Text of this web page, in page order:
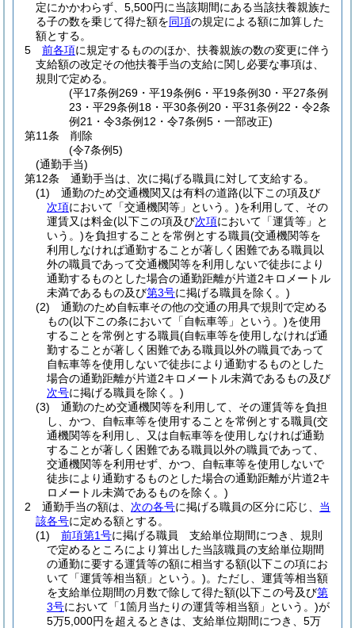
定にかかわらず、5,500円に当該期間にある当該扶養親族た
る子の数を乗じて得た額を同項の規定による額に加算した
額とする。
5
前各項に規定するもののほか、扶養親族の数の変更に伴う
支給額の改定その他扶養手当の支給に関し必要な事項は、
規則で定める。
(平17条例269・平19条例6・平19条例30・平27条例
23・平29条例18・平30条例20・平31条例22・令2条
例21・令3条例12・令7条例5・一部改正)
第11条
削除
(令7条例5)
(通勤手当)
第12条
通勤手当は、次に掲げる職員に対して支給する。
(1)
通勤のため交通機関又は有料の道路(以下この項及び
次項において「交通機関等」という。)を利用して、その
運賃又は料金(以下この項及び次項において「運賃等」と
いう。)を負担することを常例とする職員(交通機関等を
利用しなければ通勤することが著しく困難である職員以
外の職員であって交通機関等を利用しないで徒歩により
通勤するものとした場合の通勤距離が片道2キロメートル
未満であるもの及び第3号に掲げる職員を除く。)
(2)
通勤のため自転車その他の交通の用具で規則で定める
もの(以下この条において「自転車等」という。)を使用
することを常例とする職員(自転車等を使用しなければ通
勤することが著しく困難である職員以外の職員であって
自転車等を使用しないで徒歩により通勤するものとした
場合の通勤距離が片道2キロメートル未満であるもの及び
次号に掲げる職員を除く。)
(3)
通勤のため交通機関等を利用して、その運賃等を負担
し、かつ、自転車等を使用することを常例とする職員(交
通機関等を利用し、又は自転車等を使用しなければ通勤
することが著しく困難である職員以外の職員であって、
交通機関等を利用せず、かつ、自転車等を使用しないで
徒歩により通勤するものとした場合の通勤距離が片道2キ
ロメートル未満であるものを除く。)
2
通勤手当の額は、 次の各号に掲げる職員の区分に応じ、 当
該各号に定める額とする。
(1)
前項第1号に掲げる職員 支給単位期間につき、規則
で定めるところにより算出した当該職員の支給単位期間
の通勤に要する運賃等の額に相当する額(以下この項にお
いて「運賃等相当額」という。)。 ただし、運賃等相当額
を支給単位期間の月数で除して得た額(以下この号及び第
3号において「1箇月当たりの運賃等相当額」という。)が
5万5,000円を超えるときは、支給単位期間につき、5万